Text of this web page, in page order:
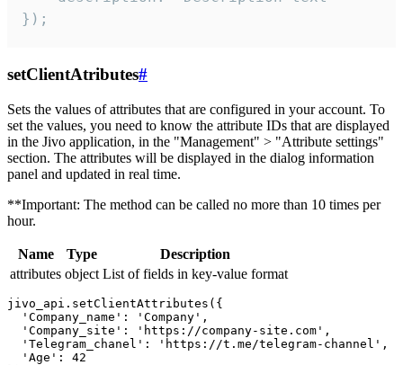
});
setClientAtributes#
Sets the values ​​of attributes that are configured in your account. To
set the values, you need to know the attribute IDs that are displayed
in the Jivo application, in the "Management" > "Attribute settings"
section. The attributes will be displayed in the dialog information
panel and updated in real time.
**Important: The method can be called no more than 10 times per
hour.
Name Type
Description
attributes object List of fields in key-value format
jivo_api.setClientAttributes({
  'Company_name': 'Company',
  'Company_site': 'https://company-site.com',
  'Telegram_chanel': 'https://t.me/telegram-channel',
  'Age': 42